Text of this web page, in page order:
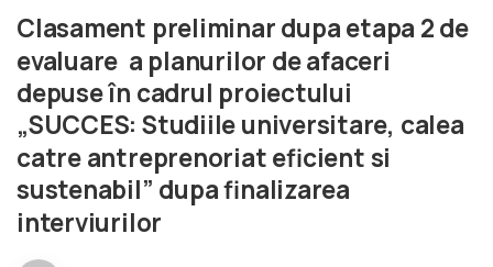
Clasament preliminardupaetapa 2de
evaluare a planurilor deafaceri
depuseîn cadrul proiectului
„SUCCES: Studiileuniversitare, calea
catreantreprenoriateficientsi
sustenabil” dupafinalizarea
interviurilor